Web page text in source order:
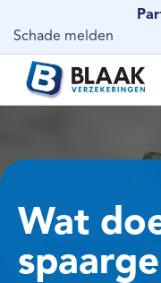
Schade melden
Wat